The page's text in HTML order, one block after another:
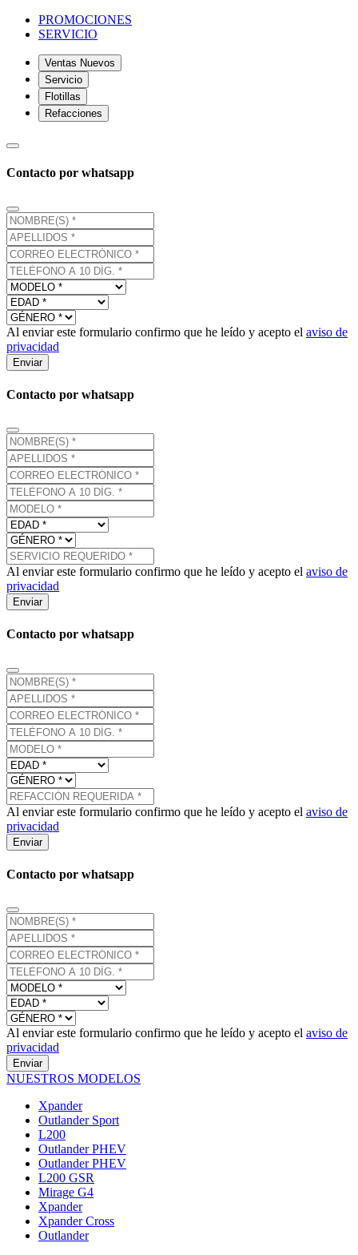
PROMOCIONES
SERVICIO
Ventas Nuevos
Servicio
Flotillas
Refacciones
Contacto por whatsapp
Al enviar este formulario confirmo que he leído y acepto el aviso de
privacidad
Enviar
Contacto por whatsapp
Al enviar este formulario confirmo que he leído y acepto el aviso de
privacidad
Enviar
Contacto por whatsapp
Al enviar este formulario confirmo que he leído y acepto el aviso de
privacidad
Enviar
Contacto por whatsapp
Al enviar este formulario confirmo que he leído y acepto el aviso de
privacidad
Enviar
NUESTROS MODELOS
Xpander
Outlander Sport
L200
Outlander PHEV
Outlander PHEV
L200 GSR
Mirage G4
Xpander
Xpander Cross
Outlander